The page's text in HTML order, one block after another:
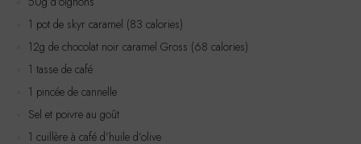
12g de chocolat noir caramel Gross (68 calories)
1 tasse de café
1 pincée de cannelle
Sel et poivre au goût
1 cuillère à café d’huile d’olive
Instructions de préparation